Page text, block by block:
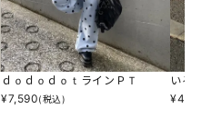
ｄｏｄｏｄｏｔラインＰＴ
¥7,590(税込)
いろん
¥4,290